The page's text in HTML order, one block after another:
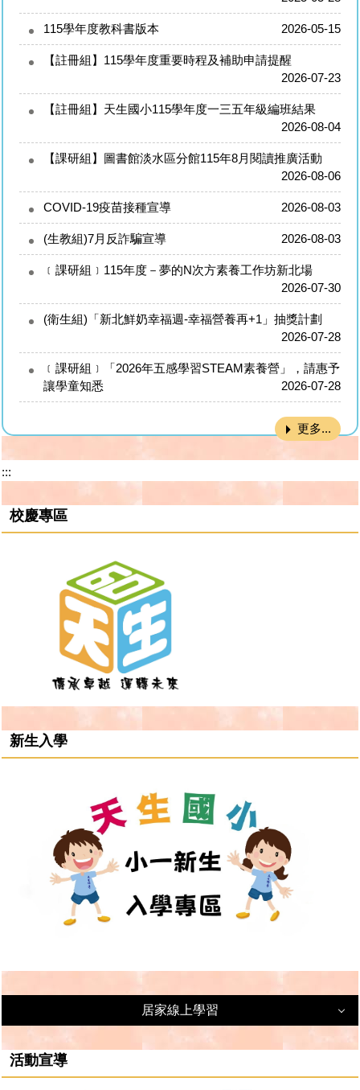
115學年度教科書版本 2026-05-15
【註冊組】115學年度重要時程及補助申請提醒
2026-07-23
【註冊組】天生國小115學年度一三五年級編班結果
2026-08-04
【課研組】圖書館淡水區分館115年8月閱讀推廣活動
2026-08-06
COVID-19疫苗接種宣導 2026-08-03
(生教組)7月反詐騙宣導 2026-08-03
﹝課研組﹞115年度－夢的N次方素養工作坊新北場
2026-07-30
(衛生組)「新北鮮奶幸福週-幸福營養再+1」抽獎計劃
2026-07-28
﹝課研組﹞「2026年五感學習STEAM素養營」，請惠予
讓學童知悉
2026-07-28
更多...
:::
校慶專區
新生入學
居家線上學習
居家線上學習
活動宣導